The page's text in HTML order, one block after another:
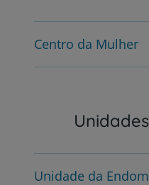
Centro da Mulher
Unidade da